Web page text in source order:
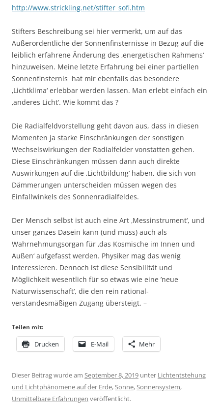
http://www.strickling.net/stifter_sofi.htm
Stifters Beschreibung sei hier vermerkt, um auf das
Außerordentliche der Sonnenfinsternisse in Bezug auf die
leiblich erfahrene Änderung des ‚energetischen Rahmens‘
hinzuweisen. Meine letzte Erfahrung bei einer partiellen
Sonnenfinsternis hat mir ebenfalls das besondere
‚Lichtklima‘ erlebbar werden lassen. Man erlebt einfach ein
‚anderes Licht‘. Wie kommt das ?
Die Radialfeldvorstellung geht davon aus, dass in diesen
Momenten ja starke Einschränkungen der sonstigen
Wechselswirkungen der Radialfelder vonstatten gehen.
Diese Einschränkungen müssen dann auch direkte
Auswirkungen auf die ‚Lichtbildung‘ haben, die sich von
Dämmerungen unterscheiden müssen wegen des
Einfallwinkels des Sonnenradialfeldes.
Der Mensch selbst ist auch eine Art ‚Messinstrument‘, und
unser ganzes Dasein kann (und muss) auch als
Wahrnehmungsorgan für ‚das Kosmische im Innen und
Außen‘ aufgefasst werden. Physiker mag das wenig
interessieren. Dennoch ist diese Sensibilität und
Möglichkeit wesentlich für so etwas wie eine ’neue
Naturwissenschaft‘, die den rein rational-
verstandesmäßigen Zugang übersteigt. –
Teilen mit:
Drucken E-Mail Mehr
Dieser Beitrag wurde am September 8, 2019 unter Lichtentstehung
und Lichtphänomene auf der Erde,Sonne,Sonnensystem,
Unmittelbare Erfahrungen veröffentlicht.